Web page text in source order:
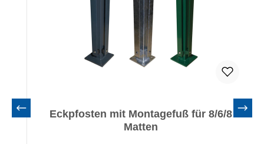
Eckpfosten mit Montagefuß für 8/6/8
Matten